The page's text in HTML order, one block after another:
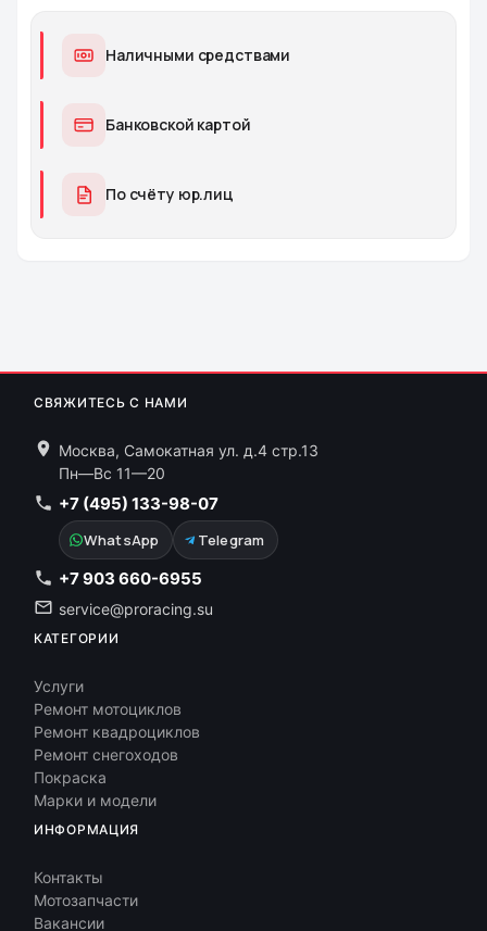
Наличными средствами
Банковской картой
По счёту юр.лиц
СВЯЖИТЕСЬ С НАМИ
Москва, Самокатная ул. д.4 стр.13
Пн—Вс 11—20
+7 (495) 133-98-07
WhatsApp Telegram
+7 903 660-6955
service@proracing.su
КАТЕГОРИИ
Услуги
Ремонт мотоциклов
Ремонт квадроциклов
Ремонт снегоходов
Покраска
Марки и модели
ИНФОРМАЦИЯ
Контакты
Мотозапчасти
Вакансии